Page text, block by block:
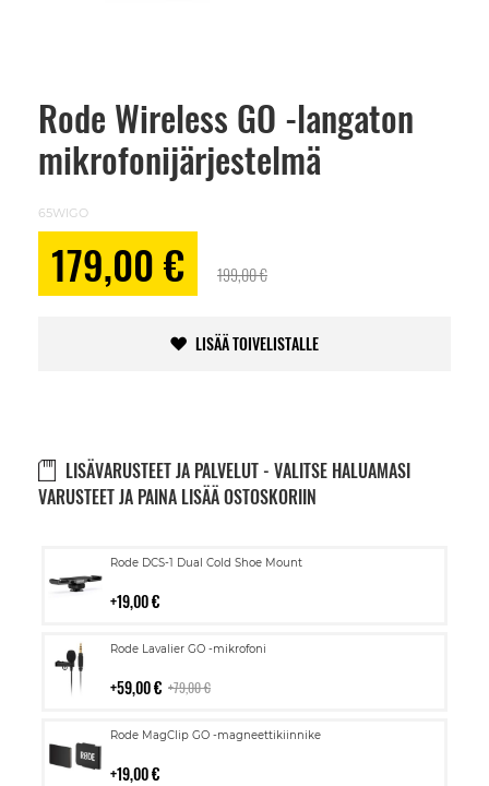
Rode Wireless GO -langaton
mikrofonijärjestelmä
65WIGO
179,00 € 199,00 €
LISÄÄ TOIVELISTALLE
LISÄVARUSTEET JA PALVELUT - VALITSE HALUAMASI
VARUSTEET JA PAINA LISÄÄ OSTOSKORIIN
Rode DCS-1 Dual Cold Shoe Mount
19,00 €
Lisää
Rode Lavalier GO -mikrofoni
59,00 € 79,00 €
Lisää
Rode MagClip GO -magneettikiinnike
19,00 €
Lisää
Skip
beginning
images
gallery